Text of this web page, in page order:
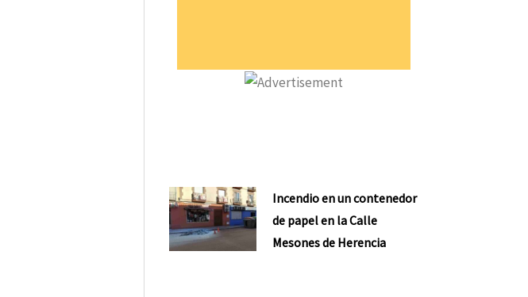
Incendio en un contenedor
de papel en la Calle
Mesones de Herencia